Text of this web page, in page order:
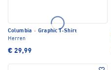
Columbia · Graphic T-Shirt
Herren
€ 29,99